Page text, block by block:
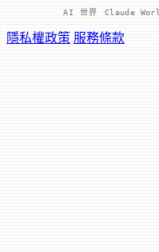
AI 世界 Claude
隱私權政策 服務條款